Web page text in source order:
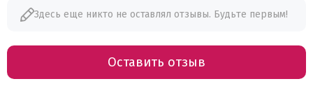
Здесь еще никто не оставлял отзывы. Будьте первым!
Оставить отзыв